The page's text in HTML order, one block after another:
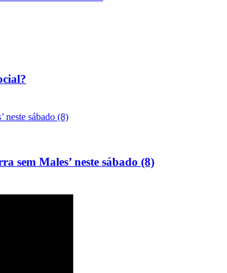
sem Males’ neste sábado (8)